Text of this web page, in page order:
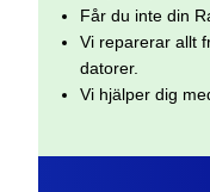
Får du inte din
Vi reparerar allt
datorer.
Vi hjälper dig